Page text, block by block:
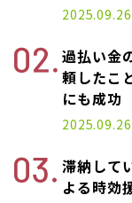
2025.09.26
過払い金
頼したこ
にも成功
2025.09.26
滞納して
よる時効